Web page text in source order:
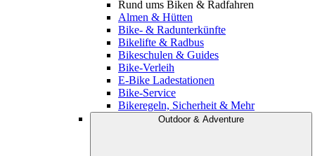
Rund ums Biken & Radfahren
Almen & Hütten
Bike- & Radunterkünfte
Bikelifte & Radbus
Bikeschulen & Guides
Bike-Verleih
E-Bike Ladestationen
Bike-Service
Bikeregeln, Sicherheit & Mehr
Outdoor & Adventure